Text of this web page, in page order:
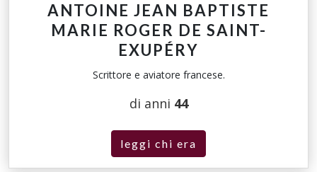
ANTOINE JEAN BAPTISTE
MARIE ROGER DE SAINT-
EXUPÉRY
Scrittore e aviatore francese.
di anni 44
leggi chi era